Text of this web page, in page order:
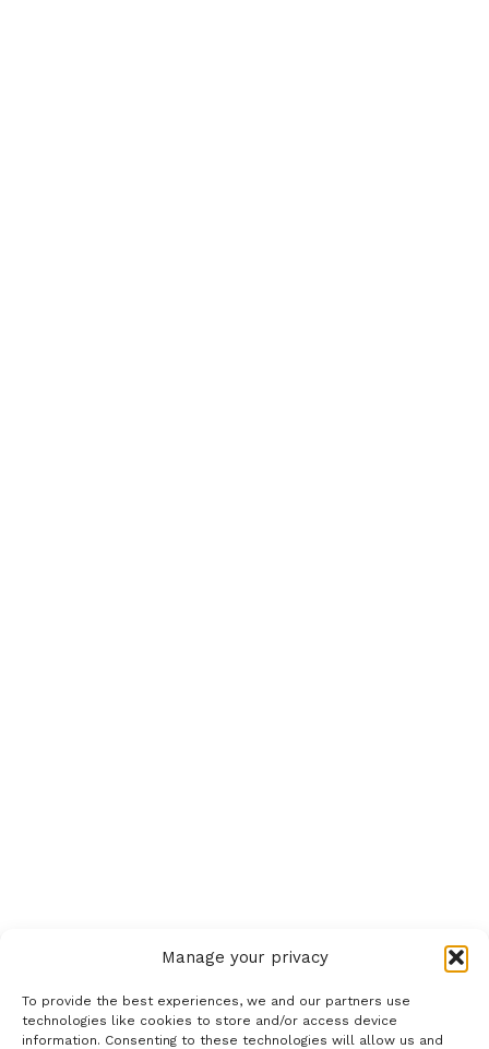
Manage your privacy
To provide the best experiences, we and our partners use
technologies like cookies to store and/or access device
information. Consenting to these technologies will allow us and